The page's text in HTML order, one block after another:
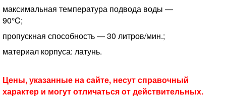
максимальная температура подвода воды —
90°C;
пропускная способность — 30 литров/мин.;
материал корпуса: латунь.
Цены, указанные на сайте, несут справочный
характер и могут отличаться от действительных.